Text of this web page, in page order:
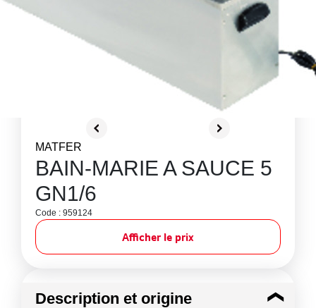
MATFER
BAIN-MARIE A SAUCE 5
GN1/6
Code : 959124
Afficher le prix
Description et origine